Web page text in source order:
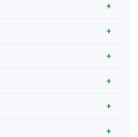
+
+
+
+
+
+